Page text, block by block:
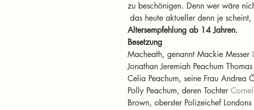
zu beschönigen. Denn wer wäre
das heute aktueller denn je
Altersempfehlung ab 14 Jahren.
Besetzung
Macheath, genannt Mackie Messer
Jonathan Jeremiah Peachum
Celia Peachum, seine Frau Andrea
Polly Peachum, deren Tochter
Brown, oberster Polizeichef Londons